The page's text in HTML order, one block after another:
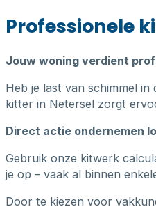
Professionele
Jouw woning verdient
Heb je last van schimmel
kitter in Netersel zorgt
Direct actie ondernemen
Gebruik onze kitwerk
je op – vaak al binnen
Door te kiezen voor